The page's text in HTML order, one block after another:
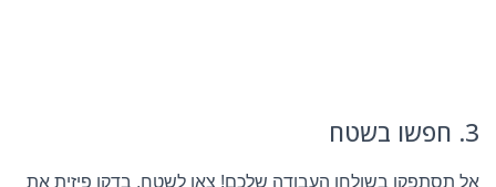
3. חפשו בשטח
אל תסתפקו בשולחן העבודה שלכם! צאו לשטח, בדקו פיזית את